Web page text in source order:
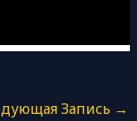
Запись →